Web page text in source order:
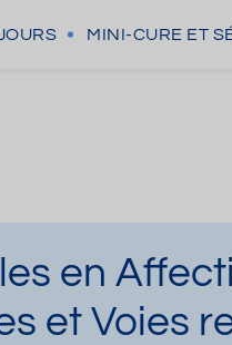
MINI-CURE ET
en
et Voies